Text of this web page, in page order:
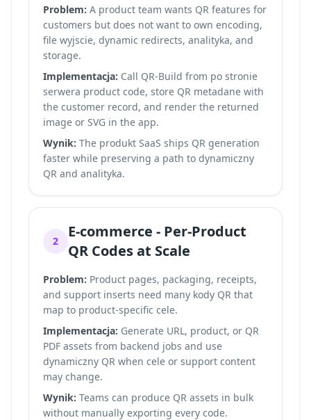
Problem: A product team wants QR features for
customers but does not want to own encoding,
file wyjscie, dynamic redirects, analityka, and
storage.
Implementacja: Call QR-Build from po stronie
serwera product code, store QR metadane with
the customer record, and render the returned
image or SVG in the app.
Wynik: The produkt SaaS ships QR generation
faster while preserving a path to dynamiczny
QR and analityka.
2
E-commerce - Per-Product
QR Codes at Scale
Problem: Product pages, packaging, receipts,
and support inserts need many kody QR that
map to product-specific cele.
Implementacja: Generate URL, product, or QR
PDF assets from backend jobs and use
dynamiczny QR when cele or support content
may change.
Wynik: Teams can produce QR assets in bulk
without manually exporting every code.